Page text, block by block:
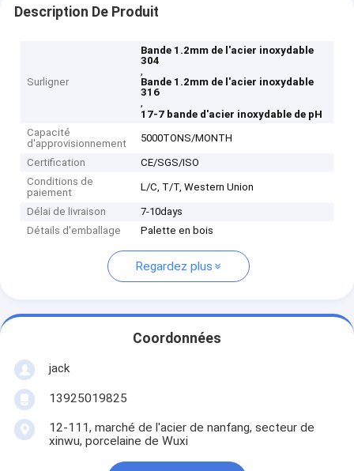
Description De Produit
Surligner
Bande 1.2mm de l'acier inoxydable
304
,
Bande 1.2mm de l'acier inoxydable
316
,
17-7 bande d'acier inoxydable de pH
Capacité
d'approvisionnement
5000TONS/MONTH
Certification
CE/SGS/ISO
Conditions de
paiement
L/C, T/T, Western Union
Délai de livraison
7-10days
Détails d'emballage
Palette en bois
Regardez plus
Coordonnées
jack
13925019825
12-111, marché de l'acier de nanfang, secteur de
xinwu, porcelaine de Wuxi